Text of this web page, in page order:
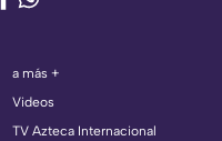
a más +
Videos
TV Azteca Internacional